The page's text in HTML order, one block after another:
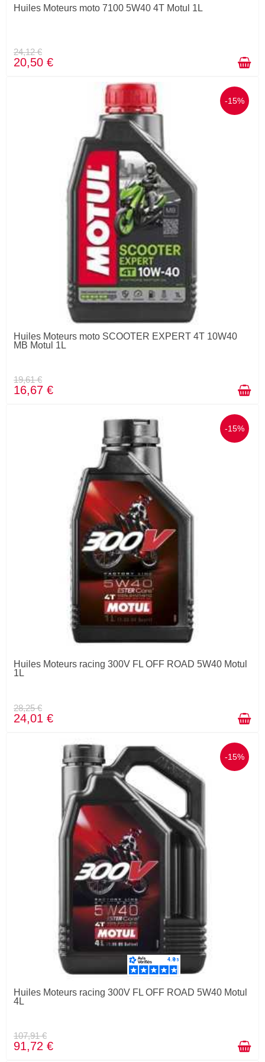
Huiles Moteurs moto 7100 5W40 4T Motul 1L
24,12 €
20,50 €
-15%
Huiles Moteurs moto SCOOTER EXPERT 4T 10W40
MB Motul 1L
19,61 €
16,67 €
-15%
Huiles Moteurs racing 300V FL OFF ROAD 5W40 Motul
1L
28,25 €
24,01 €
-15%
Huiles Moteurs racing 300V FL OFF ROAD 5W40 Motul
4L
107,91 €
91,72 €